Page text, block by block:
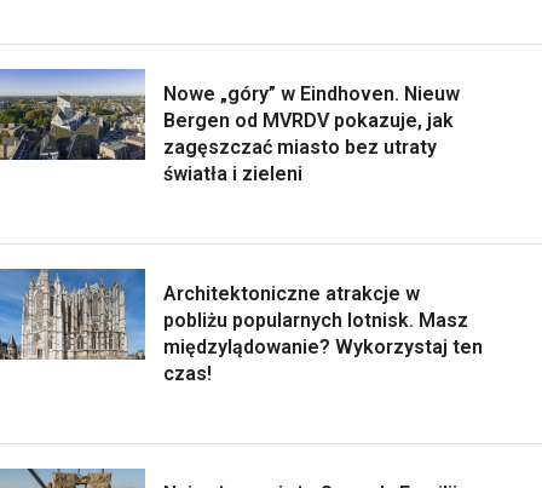
Nowe „góry” w Eindhoven. Nieuw
Bergen od MVRDV pokazuje, jak
zagęszczać miasto bez utraty
światła i zieleni
Architektoniczne atrakcje w
pobliżu popularnych lotnisk. Masz
międzylądowanie? Wykorzystaj ten
czas!